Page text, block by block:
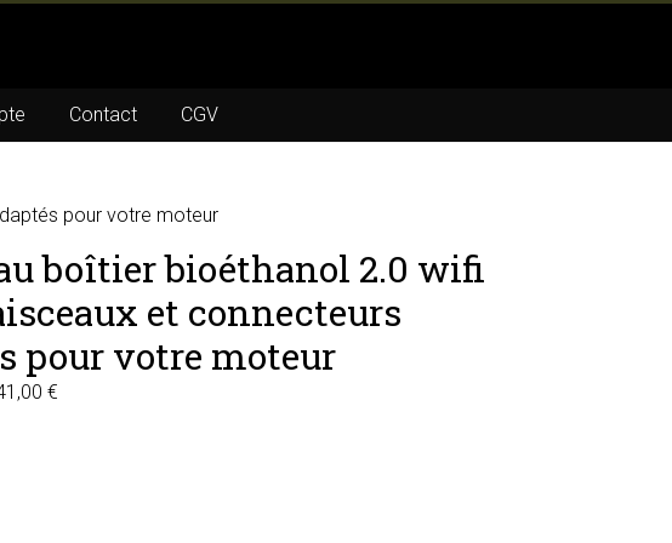
Contact CGV
pour votre moteur
boîtier bioéthanol 2.0 wifi
et connecteurs
pour votre moteur
€